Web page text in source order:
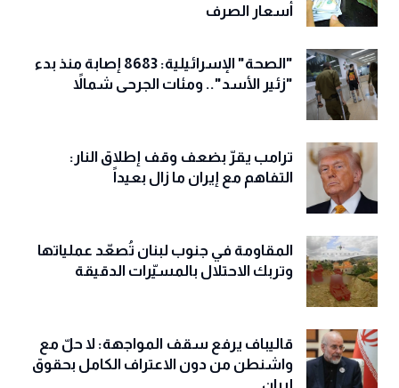
أسعار الصرف
"الصحة" الإسرائيلية: 8683 إصابة منذ بدء
"زئير الأسد".. ومئات الجرحى شمالاً
ترامب يقرّ بضعف وقف إطلاق النار:
التفاهم مع إيران ما زال بعيداً
المقاومة في جنوب لبنان تُصعّد عملياتها
وتربك الاحتلال بالمسيّرات الدقيقة
قاليباف يرفع سقف المواجهة: لا حلّ مع
واشنطن من دون الاعتراف الكامل بحقوق
إيران